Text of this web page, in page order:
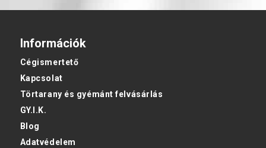
Információk
Cégismertető
Kapcsolat
Törtarany és gyémánt felvásárlás
GY.I.K.
Blog
Adatvédelem